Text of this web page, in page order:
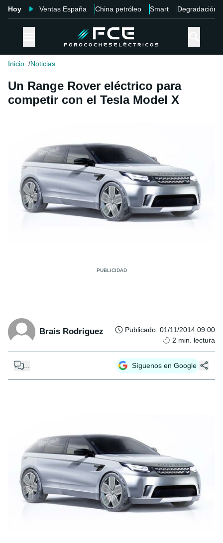
Hoy Ventas España China petróleo Smart Degradación
Inicio Noticias
Un Range Rover eléctrico para
competir con el Tesla Model X
Brais Rodriguez Publicado: 01/11/2014 09:00
2 min. lectura
Síguenos en Google